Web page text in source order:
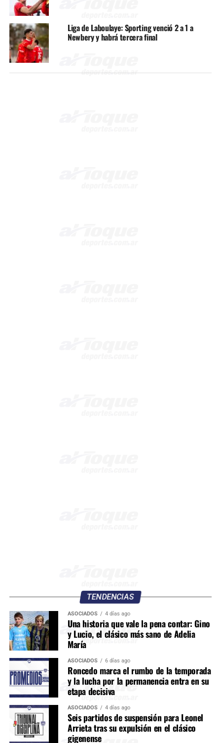
Liga de Laboulaye: Sporting venció 2 a 1 a
Newbery y habrá tercera final
TENDENCIAS
ASOCIADOS 4 días ago
Una historia que vale la pena contar: Gino
y Lucio, el clásico más sano de Adelia
María
ASOCIADOS 6 días ago
Roncedo marca el rumbo de la temporada
y la lucha por la permanencia entra en su
etapa decisiva
ASOCIADOS 4 días ago
Seis partidos de suspensión para Leonel
Arrieta tras su expulsión en el clásico
gigenense